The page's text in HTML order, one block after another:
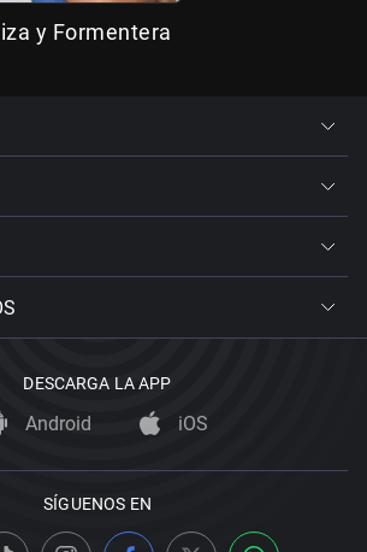
y Formentera
DESCARGA LA APP
Android iOS
SÍGUENOS EN